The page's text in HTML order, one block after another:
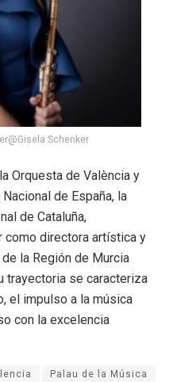
Schenker
Orquesta de València y
de España, la
de Cataluña,
como directora artística y
la Región de Murcia
trayectoria se caracteriza
el impulso a la música
con la excelencia
Palau de la Música